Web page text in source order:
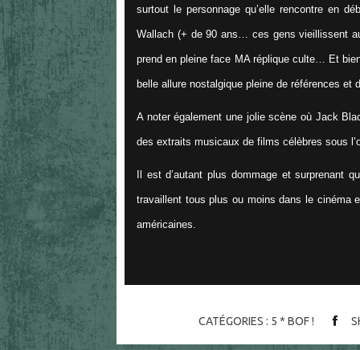
surtout le personnage qu’elle rencontre en
Wallach (+ de 90 ans… ces gens vieillissent
prend en pleine face MA réplique culte… Et
belle allure nostalgique pleine de références et
A noter également une jolie scène où Jack
des extraits musicaux de films célèbres sous
Il est d’autant plus dommage et surprenant
travaillent tous plus ou moins dans le cinéma
américaines.
CATÉGORIES : 5 * BOF !